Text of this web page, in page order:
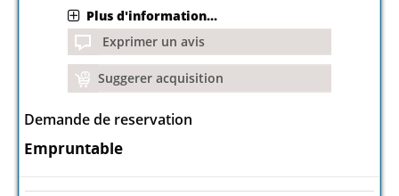
Monographie imprimée
Le raffinage du pétrole.
Le raffinage du pétrole